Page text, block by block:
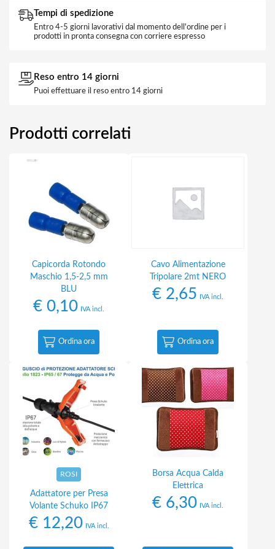
Tempi di spedizione
Entro 4-5 giorni lavorativi dal momento dell'ordine per i
prodotti in pronta consegna con corriere espresso
Reso entro 14 giorni
Puoi effettuare il reso entro 14 giorni
Prodotti correlati
Capicorda Rotondo
Maschio 1,5-2,5 mm
BLU
€ 0,10 IVA incl.
Ordina ora
Cavo Alimentazione
Tripolare 2mt NERO
€ 2,65 IVA incl.
Ordina ora
ROSI
Adattatore per Presa
Volante Schuko IP67
€12,20 IVA incl.
Borsa Acqua Calda
Elettrica
€ 6,30 IVA incl.